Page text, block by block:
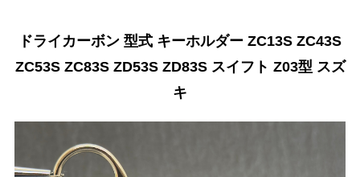
ドライカーボン 型式 キーホルダー ZC13S ZC43S
ZC53S ZC83S ZD53S ZD83S スイフト Z03型 スズ
キ